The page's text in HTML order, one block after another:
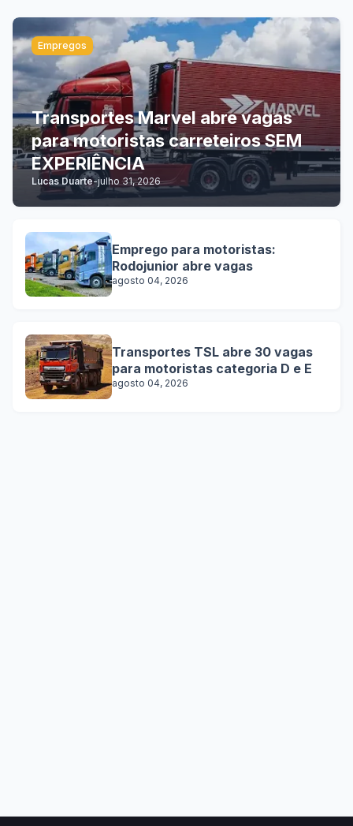
Empregos
Transportes Marvel abre vagas
para motoristas carreteiros SEM
EXPERIÊNCIA
Lucas Duarte-julho 31, 2026
Emprego para motoristas:
Rodojunior abre vagas
agosto 04, 2026
Transportes TSL abre 30 vagas
para motoristas categoria D e E
agosto 04, 2026